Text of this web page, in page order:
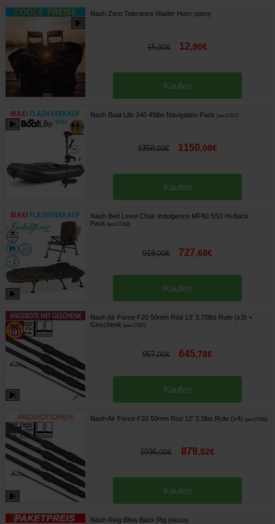
Nash Zero Tolerance Wader Horn 268003]
15,90€ 12,90€
Kaufen
Nash Boat Life 240 45lbs Navigation Pack [esc17117]
1358,00€ 1150,08€
Kaufen
Nash Bed Level Chair Indulgence MF60 SS3 Hi-Back
Pack
[esc17103]
918,00€ 727,68€
Kaufen
Nash Air Force F20 50mm Rod 13' 3.75lbs Rute (x3) +
Geschenk
[esc17167]
957,00€ 645,78€
Kaufen
Nash Air Force F20 50mm Rod 12' 3.5lbs Rute (x4) [esc17165]
1036,00€ 879,52€
Kaufen
Nash Ring Blow Back Rig 209311A]